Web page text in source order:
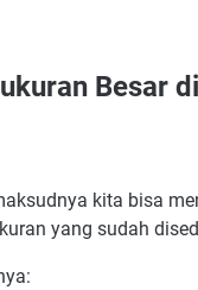
Besar
kita bisa
yang sudah